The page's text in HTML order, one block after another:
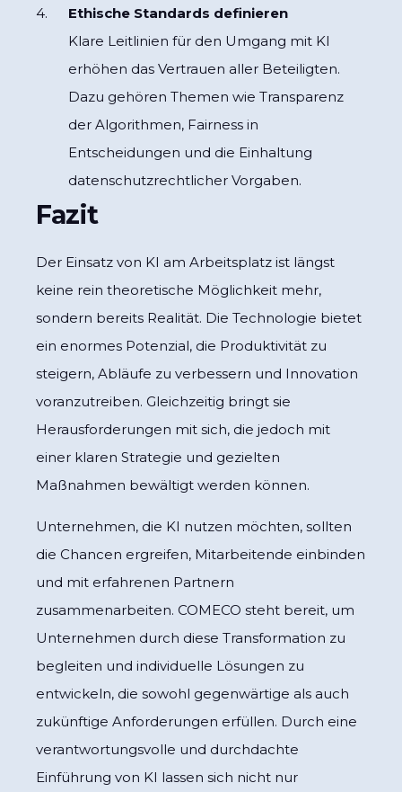
Ethische Standards definieren
Klare Leitlinien für den Umgang mit KI
erhöhen das Vertrauen aller Beteiligten.
Dazu gehören Themen wie Transparenz
der Algorithmen, Fairness in
Entscheidungen und die Einhaltung
datenschutzrechtlicher Vorgaben.
Fazit
Der Einsatz von KI am Arbeitsplatz ist längst
keine rein theoretische Möglichkeit mehr,
sondern bereits Realität. Die Technologie bietet
ein enormes Potenzial, die Produktivität zu
steigern, Abläufe zu verbessern und Innovation
voranzutreiben. Gleichzeitig bringt sie
Herausforderungen mit sich, die jedoch mit
einer klaren Strategie und gezielten
Maßnahmen bewältigt werden können.
Unternehmen, die KI nutzen möchten, sollten
die Chancen ergreifen, Mitarbeitende einbinden
und mit erfahrenen Partnern
zusammenarbeiten. COMECO steht bereit, um
Unternehmen durch diese Transformation zu
begleiten und individuelle Lösungen zu
entwickeln, die sowohl gegenwärtige als auch
zukünftige Anforderungen erfüllen. Durch eine
verantwortungsvolle und durchdachte
Einführung von KI lassen sich nicht nur